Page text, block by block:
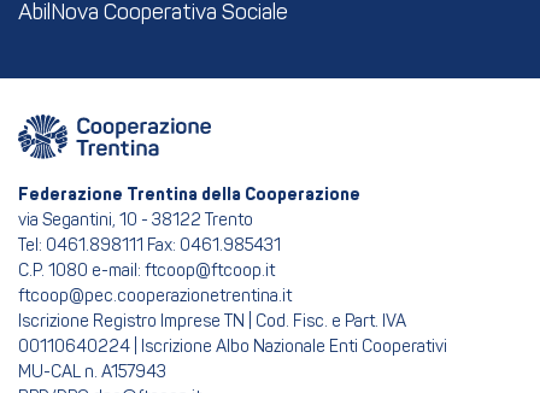
AbilNova Cooperativa Sociale
Federazione Trentina della Cooperazione
via Segantini, 10 - 38122 Trento
Tel: 0461.898111 Fax: 0461.985431
C.P. 1080 e-mail: ftcoop@ftcoop.it
ftcoop@pec.cooperazionetrentina.it
Iscrizione Registro Imprese TN | Cod. Fisc. e Part. IVA
00110640224 | Iscrizione Albo Nazionale Enti Cooperativi
MU-CAL n. A157943